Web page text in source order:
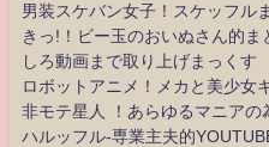
男装スケバン女子！スケッフル
きっ!！ビー玉のおいぬさん的
しろ動画まで取り上げまっくす
ロボットアニメ！メカと美少女
非モテ星人 ！あらゆるマニアの
ハルッフル-専業主夫的